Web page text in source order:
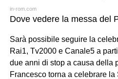
in-rom.com
Dove vedere la messa del
Sarà possibile seguire la
Rai1, Tv2000 e Canale5 a
due anni di stop a causa della
Francesco torna a celebrare